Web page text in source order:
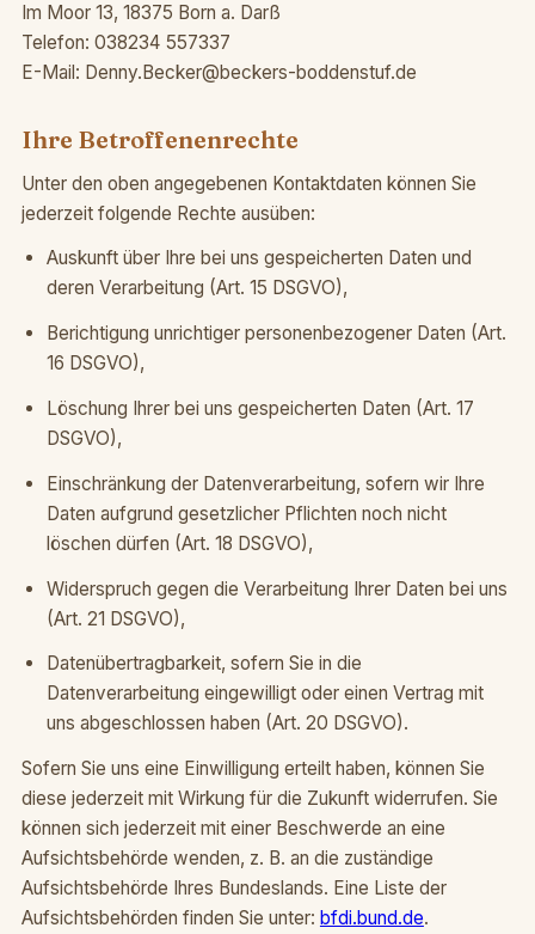
Im Moor 13, 18375 Born a. Darß
Telefon: 038234 557337
E-Mail: Denny.Becker@beckers-boddenstuf.de
Ihre Betroffenenrechte
Unter den oben angegebenen Kontaktdaten können Sie
jederzeit folgende Rechte ausüben:
Auskunft über Ihre bei uns gespeicherten Daten und
deren Verarbeitung (Art. 15 DSGVO),
Berichtigung unrichtiger personenbezogener Daten (Art.
16 DSGVO),
Löschung Ihrer bei uns gespeicherten Daten (Art. 17
DSGVO),
Einschränkung der Datenverarbeitung, sofern wir Ihre
Daten aufgrund gesetzlicher Pflichten noch nicht
löschen dürfen (Art. 18 DSGVO),
Widerspruch gegen die Verarbeitung Ihrer Daten bei uns
(Art. 21 DSGVO),
Datenübertragbarkeit, sofern Sie in die
Datenverarbeitung eingewilligt oder einen Vertrag mit
uns abgeschlossen haben (Art. 20 DSGVO).
Sofern Sie uns eine Einwilligung erteilt haben, können Sie
diese jederzeit mit Wirkung für die Zukunft widerrufen. Sie
können sich jederzeit mit einer Beschwerde an eine
Aufsichtsbehörde wenden, z. B. an die zuständige
Aufsichtsbehörde Ihres Bundeslands. Eine Liste der
Aufsichtsbehörden finden Sie unter: bfdi.bund.de.